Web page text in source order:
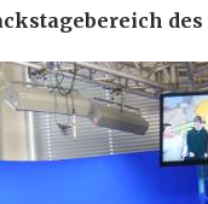
des